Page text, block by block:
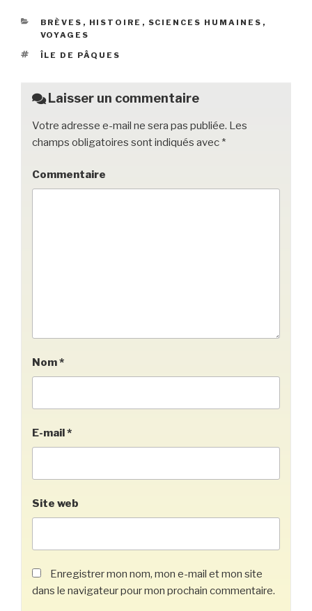
e
b
o
k
er
k
g
CATÉGORIES
BRÈVES , HISTOIRE , SCIENCES HUMAINES ,
VOYAGES
ÉTIQUETTES
ÎLE DE PÂQUES
Laisser un commentaire
Votre adresse e-mail ne sera pas publiée. Les
champs obligatoires sont indiqués avec *
Commentaire
Nom*
E-mail *
Site web
Enregistrer mon nom, mon e-mail et mon site
dans le navigateur pour mon prochain commentaire.